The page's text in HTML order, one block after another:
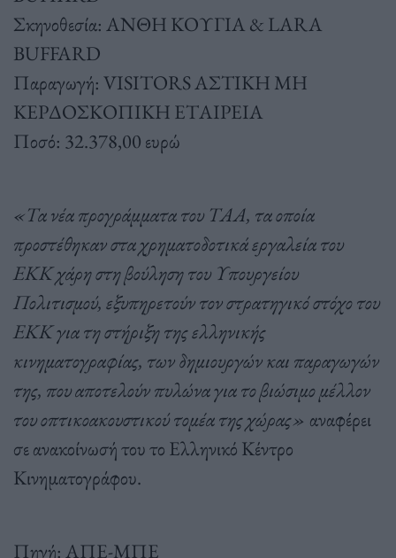
Σκηνοθεσία: ΑΝΘΗ ΚΟΥΓΙΑ & LARA
BUFFARD
Παραγωγή: VISITORS ΑΣΤΙΚΗ ΜΗ
ΚΕΡΔΟΣΚΟΠΙΚΗ ΕΤΑΙΡΕΙΑ
Ποσό: 32.378,00 ευρώ
«Τα νέα προγράμματα του ΤΑΑ, τα οποία
προστέθηκαν στα χρηματοδοτικά εργαλεία του
ΕΚΚ χάρη στη βούληση του Υπουργείου
Πολιτισμού, εξυπηρετούν τον στρατηγικό στόχο του
ΕΚΚ για τη στήριξη της ελληνικής
κινηματογραφίας, των δημιουργών και παραγωγών
της, που αποτελούν πυλώνα για το βιώσιμο μέλλον
του οπτικοακουστικού τομέα της χώρας» αναφέρει
σε ανακοίνωσή του το Ελληνικό Κέντρο
Κινηματογράφου.
Πηγή: ΑΠΕ-ΜΠΕ